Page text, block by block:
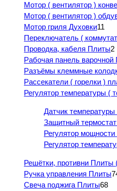
Мотор ( вентилятор )
Мотор ( вентилятор )
Мотор гриля Духовки11
Переключатель (
Проводка, кабеля Плиты2
Рабочая панель варочной
Разъёмы клеммные
Рассекатели ( горелки )
Регулятор температуры (
Датчик температуры
Защитный
Регулятор
Регулятор
Решётки, противни Плиты
Ручка управления Плиты
Свеча поджига Плиты68